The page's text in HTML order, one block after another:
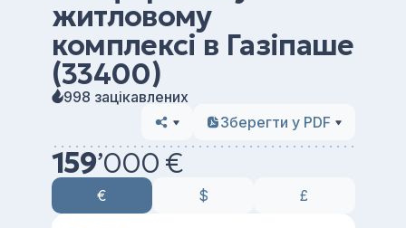
житловому
комплексі в Газіпаше
(33400)
998 зацікавлених
Зберегти у PDF
159’000 €
€ $ £